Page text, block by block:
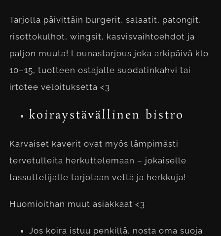
Tarjolla päivittäin burgerit, salaatit, patongit,
risottokulhot, wingsit, kasvisvaihtoehdot ja
paljon muuta! Lounastarjous joka arkipäivä klo
10–15, tuotteen ostajalle suodatinkahvi tai
irtotee veloituksetta <3
koiraystävällinen bistro
Karvaiset kaverit ovat myös lämpimästi
tervetulleita herkuttelemaan – jokaiselle
tassuttelijalle tarjotaan vettä ja herkkuja!
Huomioithan muut asiakkaat <3
Jos koira istuu penkillä, nosta oma suoja